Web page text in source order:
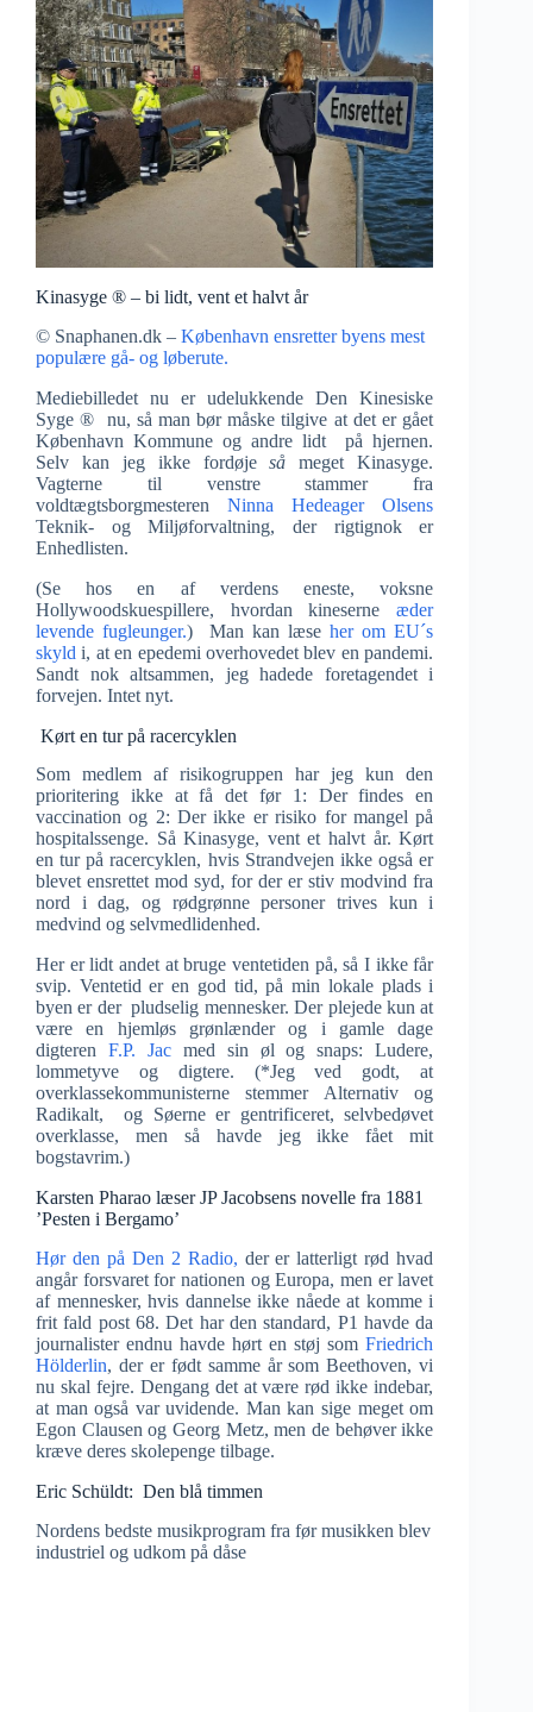
Kinasyge ® – bi lidt, vent et halvt år
© Snaphanen.dk – København ensretter byens mest
populære gå- og løberute.
Mediebilledet nu er udelukkende Den Kinesiske
Syge ® nu, så man bør måske tilgive at det er gået
København Kommune og andre lidt på hjernen.
Selv kan jeg ikke fordøjeså meget Kinasyge.
Vagterne til venstre stammer fra
voldtægtsborgmesterenNinna Hedeager Olsens
Teknik- og Miljøforvaltning, der rigtignok er
Enhedlisten.
(Se hos en af verdens eneste, voksne
Hollywoodskuespillere, hvordan kineserneæder
levende fugleunger.) Man kan læseher om EU´s
skyld i, at en epedemi overhovedet blev en pandemi.
Sandt nok altsammen, jeg hadede foretagendet i
forvejen. Intet nyt.
Kørt en tur på racercyklen
Som medlem af risikogruppen har jeg kun den
prioritering ikke at få det før 1: Der findes en
vaccination og 2: Der ikke er risiko for mangel på
hospitalssenge. Så Kinasyge, vent et halvt år. Kørt
en tur på racercyklen, hvis Strandvejen ikke også er
blevet ensrettet mod syd, for der er stiv modvind fra
nord i dag, og rødgrønne personer trives kun i
medvind og selvmedlidenhed.
Her er lidt andet at bruge ventetiden på, så I ikke får
svip. Ventetid er en god tid, på min lokale plads i
byen er der pludselig mennesker. Der plejede kun at
være en hjemløs grønlænder og i gamle dage
digteren F.P. Jacmed sin øl og snaps: Ludere,
lommetyve og digtere. (*Jeg ved godt, at
overklassekommunisterne stemmer Alternativ og
Radikalt, og Søerne er gentrificeret, selvbedøvet
overklasse, men så havde jeg ikke fået mit
bogstavrim.)
Karsten Pharao læser JP Jacobsens novelle fra 1881
’Pesten i Bergamo’
Hør den på Den 2 Radio, der er latterligt rød hvad
angår forsvaret for nationen og Europa, men er lavet
af mennesker, hvis dannelse ikke nåede at komme i
frit fald post 68. Det har den standard, P1 havde da
journalister endnu havde hørt en støj somFriedrich
Hölderlin, der er født samme år som Beethoven, vi
nu skal fejre. Dengang det at være rød ikke indebar,
at man også var uvidende. Man kan sige meget om
Egon Clausen og Georg Metz, men de behøver ikke
kræve deres skolepenge tilbage.
Eric Schüldt: Den blå timmen
Nordens bedste musikprogram fra før musikken blev
industriel og udkom på dåse